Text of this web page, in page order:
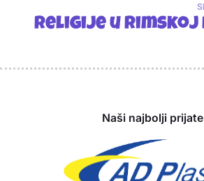
Religije u rimskoj
Naši najbolji